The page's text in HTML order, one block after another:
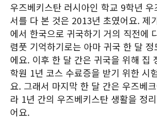
우즈베키스탄 러시아인 학교 9학년
서를 다 본 것은 2013년 초였어요. 제
에서 한국으로 귀국하기 거의 직전에
렴풋 기억하기로는 아마 귀국 한 달 정
에요. 이후 한 달 간은 귀국을 위해 집
학원 1년 코스 수료증을 받기 위한 시
요. 그래서 마지막 한 달 간은 우즈베
라 1년 간의 우즈베키스탄 생활을 정
어요.